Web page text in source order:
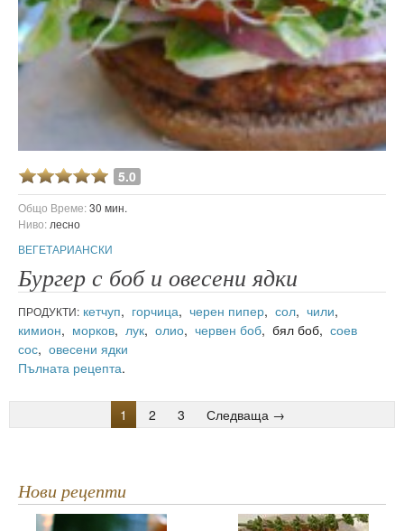
5.0
Общо Време:30 мин.
Ниво: лесно
ВЕГЕТАРИАНСКИ
Бургер с боб и овесени ядки
ПРОДУКТИ: кетчуп, горчица, черен пипер, сол, чили,
кимион, морков, лук, олио, червен боб, бял боб, соев
сос, овесени ядки
Пълната рецепта.
1 2 3 Следваща →
Нови рецепти